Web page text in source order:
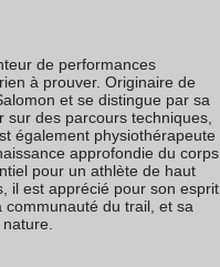
de performances
à prouver. Originaire de
et se distingue par sa
des parcours techniques,
également physiothérapeute
approfondie du corps
pour un athlète de haut
il est apprécié pour son esprit
du trail, et sa